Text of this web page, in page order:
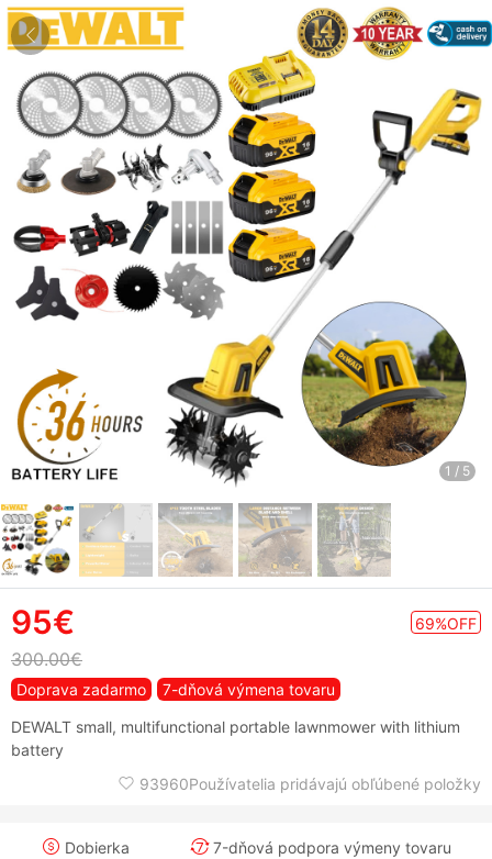
1 / 5
95€ 69%OFF
300.00€
Doprava zadarmo
7-dňová výmena tovaru
DEWALT small, multifunctional portable lawnmower with lithium
battery
93960Používatelia pridávajú obľúbené položky
Dobierka
7-dňová podpora výmeny tovaru